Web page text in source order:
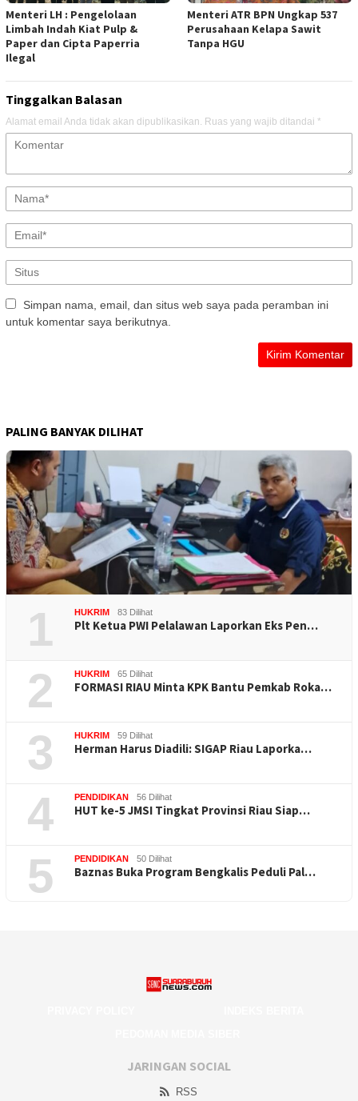
Menteri LH : Pengelolaan
Limbah Indah Kiat Pulp &
Paper dan Cipta Paperria
Ilegal
Menteri ATR BPN Ungkap 537
Perusahaan Kelapa Sawit
Tanpa HGU
Tinggalkan Balasan
Alamat email Anda tidak akan dipublikasikan. Ruas yang wajib ditandai *
Simpan nama, email, dan situs web saya pada peramban ini
untuk komentar saya berikutnya.
PALING BANYAK DILIHAT
1 HUKRIM 83 Dilihat
Plt Ketua PWI Pelalawan Laporkan Eks Pen…
2 HUKRIM 65 Dilihat
FORMASI RIAU Minta KPK Bantu Pemkab Roka…
3 HUKRIM 59 Dilihat
Herman Harus Diadili: SIGAP Riau Laporka…
4 PENDIDIKAN 56 Dilihat
HUT ke-5 JMSI Tingkat Provinsi Riau Siap…
5 PENDIDIKAN 50 Dilihat
Baznas Buka Program Bengkalis Peduli Pal…
JARINGAN SOCIAL
RSS